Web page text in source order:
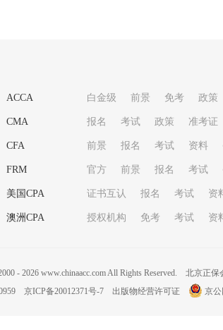
ACCA 白金级 前景 免考 政策
CMA 报名 考试 政策 准考证
CFA 前景 报名 考试 资料
FRM 官方 前景 报名 考试
美国CPA 证书互认 报名 考试 资
澳洲CPA 授权机构 免考 考试 资
- 2026 www.chinaacc.com All Rights Reserved. 北京正保
京ICP备20012371号-7 出版物经营许可证 京公